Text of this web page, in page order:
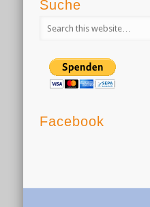
Suche
Facebook